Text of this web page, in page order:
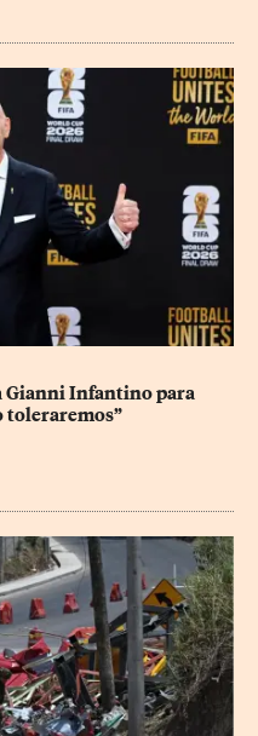
Gianni Infantino para
toleraremos”